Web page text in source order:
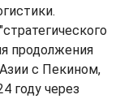
продолжения
с Пекином,
году через